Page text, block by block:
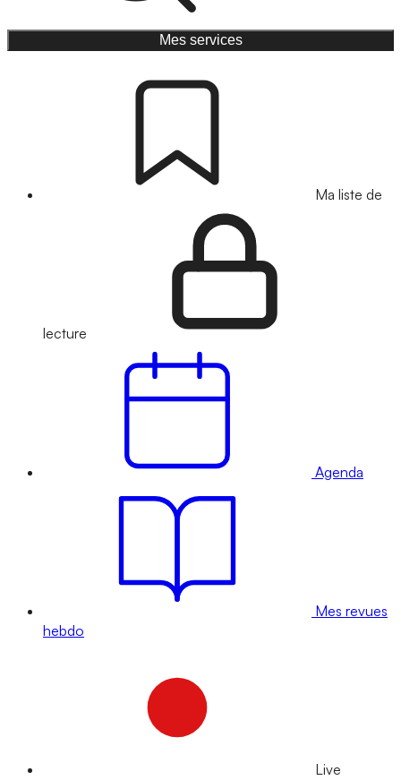
Mes services
Ma liste de
lecture
Agenda
Mes revues
hebdo
Live